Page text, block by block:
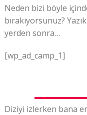
Neden bizi böyle
bırakıyorsunuz?
yerden sonra…
[wp_ad_camp_1]
Diziyi izlerken bana